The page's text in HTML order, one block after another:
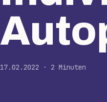
17.02.2022 · 2 Minuten